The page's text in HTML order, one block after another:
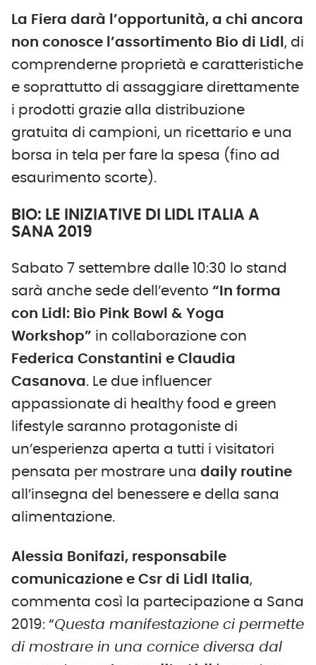
La Fiera darà l’opportunità, a chi ancora
non conosce l’assortimento Bio di Lidl , di
comprenderne proprietà e caratteristiche
e soprattutto di assaggiare direttamente
i prodotti grazie alla distribuzione
gratuita di campioni, un ricettario e una
borsa in tela per fare la spesa (fino ad
esaurimento scorte).
BIO: LE INIZIATIVE DI LIDL ITALIA A
SANA 2019
Sabato 7 settembre dalle 10:30 lo stand
sarà anche sede dell’evento “In forma
con Lidl: Bio Pink Bowl & Yoga
Workshop” in collaborazione con
Federica Constantini e Claudia
Casanova. Le due influencer
appassionate di healthy food e green
lifestyle saranno protagoniste di
un’esperienza aperta a tutti i visitatori
pensata per mostrare una daily routine
all’insegna del benessere e della sana
alimentazione.
Alessia Bonifazi, responsabile
comunicazione e Csr di Lidl Italia,
commenta così la partecipazione a Sana
2019: “Questa manifestazione ci permette
di mostrare in una cornice diversa dal